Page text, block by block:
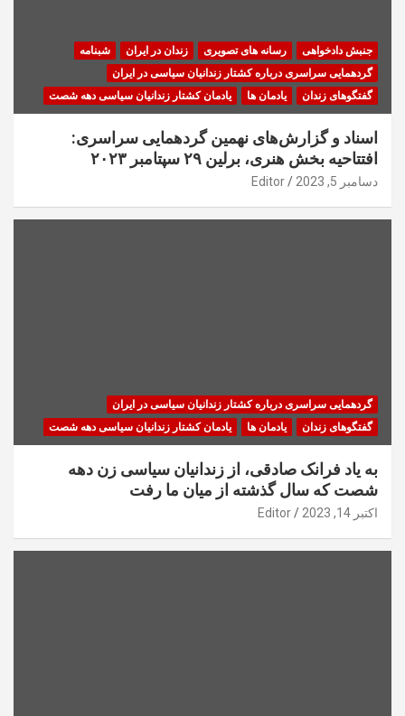
جنبش دادخواهی رسانه های تصویری زندان در ایران
شبنامه
گردهمایی سراسری درباره کشتار زندانیان سیاسی در ایران
گفتگوهای زندان
یادمان ها یادمان کشتار زندانیان سیاسی دهه شصت
اسناد و گزارش‌های نهمین گردهمایی سراسری:
افتتاحیه بخش هنری، برلین ۲۹ سپتامبر ۲۰۲۳
دسامبر 5, 2023 Editor
گردهمایی سراسری درباره کشتار زندانیان سیاسی در ایران
گفتگوهای زندان
یادمان ها یادمان کشتار زندانیان سیاسی دهه شصت
به یاد فرانک صادقی، از زندانیان سیاسی زن دهه
شصت که سال گذشته از میان ما رفت
اکتبر 14, 2023 Editor